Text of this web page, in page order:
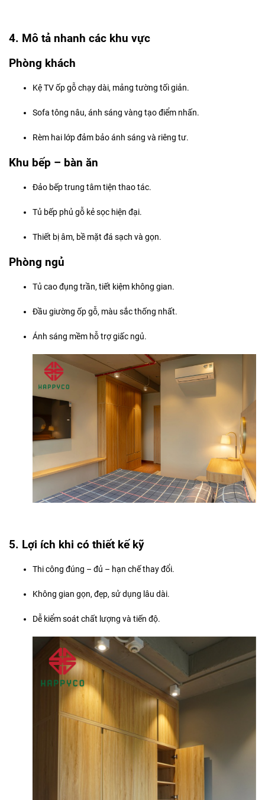
4. Mô tả nhanh các khu vực
Phòng khách
Kệ TV ốp gỗ chạy dài, mảng tường tối giản.
Sofa tông nâu, ánh sáng vàng tạo điểm nhấn.
Rèm hai lớp đảm bảo ánh sáng và riêng tư.
Khu bếp – bàn ăn
Đảo bếp trung tâm tiện thao tác.
Tủ bếp phủ gỗ kẻ sọc hiện đại.
Thiết bị âm, bề mặt đá sạch và gọn.
Phòng ngủ
Tủ cao đụng trần, tiết kiệm không gian.
Đầu giường ốp gỗ, màu sắc thống nhất.
Ánh sáng mềm hỗ trợ giấc ngủ.
5. Lợi ích khi có thiết kế kỹ
Thi công đúng – đủ – hạn chế thay đổi.
Không gian gọn, đẹp, sử dụng lâu dài.
Dễ kiểm soát chất lượng và tiến độ.